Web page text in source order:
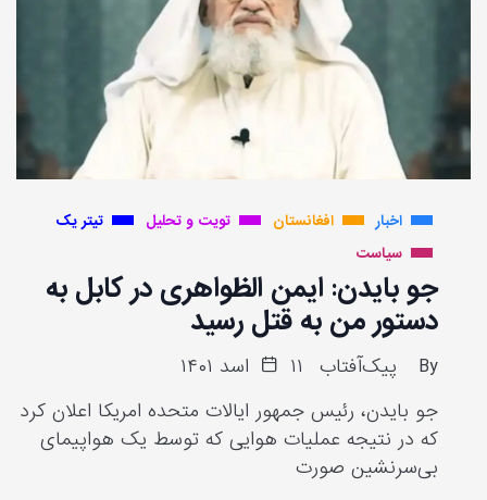
اخبار افغانستان تویت و تحلیل
تیتر یک
سیاست
جو بایدن: ایمن الظواهری در کابل به
دستور من به قتل رسید
By پیک‌آفتاب
۱۱ اسد ۱۴۰۱
جو بایدن، رئیس جمهور ایالات متحده امریکا اعلان کرد
که در نتیجه عملیات هوایی که توسط یک هواپیمای
بی‌سرنشین صورت